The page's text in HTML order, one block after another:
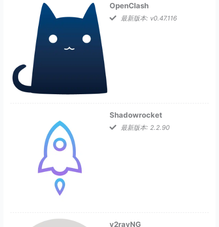
OpenClash
最新版本: v0.47.116
Shadowrocket
最新版本: 2.2.90
v2rayNG